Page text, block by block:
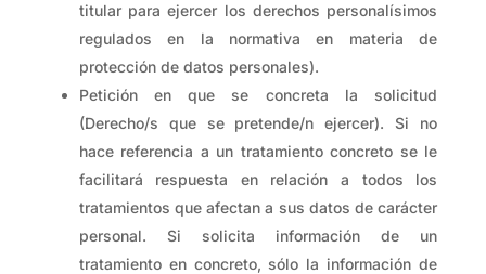
titular para ejercer los derechos personalísimos
regulados en la normativa en materia de
protección de datos personales).
Petición en que se concreta la solicitud
(Derecho/s que se pretende/n ejercer). Si no
hace referencia a un tratamiento concreto se le
facilitará respuesta en relación a todos los
tratamientos que afectan a sus datos de carácter
personal. Si solicita información de un
tratamiento en concreto, sólo la información de